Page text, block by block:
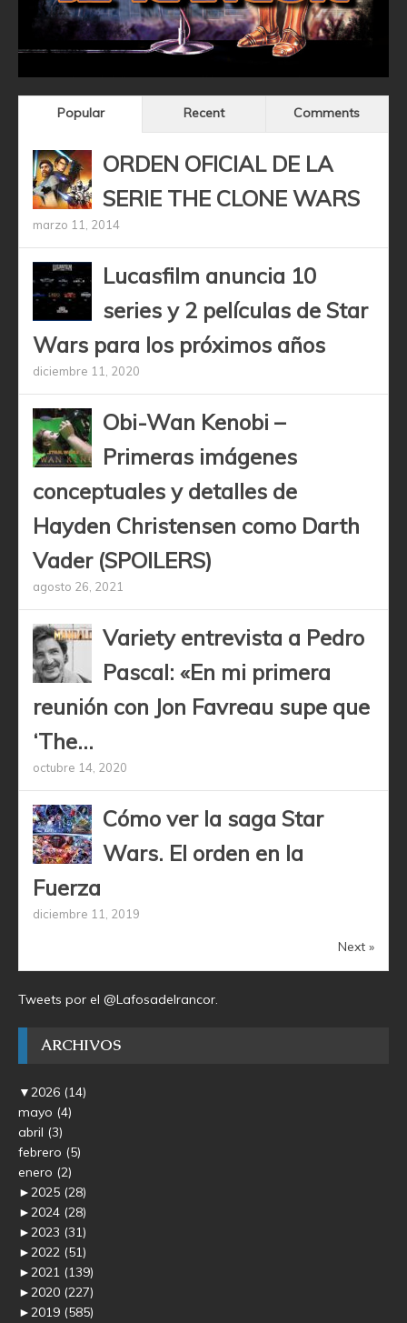
Popular Recent Comments
ORDEN OFICIAL DE LA
SERIE THE CLONE WARS
marzo 11, 2014
Lucasfilm anuncia 10
series y 2 películas de Star
Wars para los próximos años
diciembre 11, 2020
Obi-Wan Kenobi –
Primeras imágenes
conceptuales y detalles de
Hayden Christensen como Darth
Vader (SPOILERS)
agosto 26, 2021
Variety entrevista a Pedro
Pascal: «En mi primera
reunión con Jon Favreau supe que
‘The...
octubre 14, 2020
Cómo ver la saga Star
Wars. El orden en la
Fuerza
diciembre 11, 2019
Next »
Tweets por el @Lafosadelrancor.
ARCHIVOS
▼2026 (14)
mayo (4)
abril (3)
febrero (5)
enero (2)
►2025 (28)
►2024 (28)
►2023 (31)
►2022 (51)
►2021 (139)
►2020 (227)
►2019 (585)